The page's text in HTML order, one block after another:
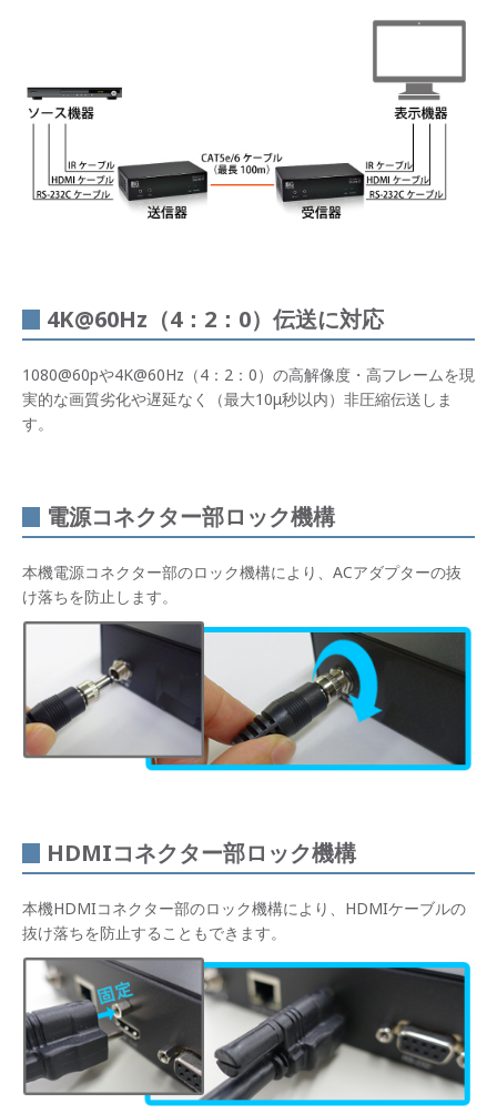
4K@60Hz（4：2：0）伝送に対応
1080@60pや4K@60Hz（4：2：0）の高解像度・高フレームを現
実的な画質劣化や遅延なく（最大10μ秒以内）非圧縮伝送しま
す。
電源コネクター部ロック機構
本機電源コネクター部のロック機構により、ACアダプターの抜
け落ちを防止します。
HDMIコネクター部ロック機構
本機HDMIコネクター部のロック機構により、HDMIケーブルの
抜け落ちを防止することもできます。